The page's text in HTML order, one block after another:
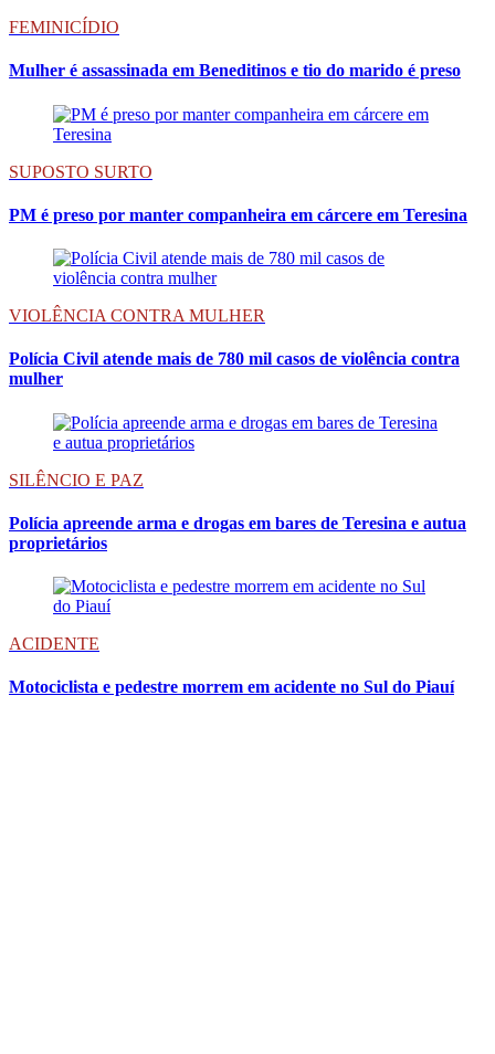
FEMINICÍDIO
Mulher é assassinada em Beneditinos e tio do marido é preso
SUPOSTO SURTO
PM é preso por manter companheira em cárcere em Teresina
VIOLÊNCIA CONTRA MULHER
Polícia Civil atende mais de 780 mil casos de violência contra
mulher
SILÊNCIO E PAZ
Polícia apreende arma e drogas em bares de Teresina e autua
proprietários
ACIDENTE
Motociclista e pedestre morrem em acidente no Sul do Piauí